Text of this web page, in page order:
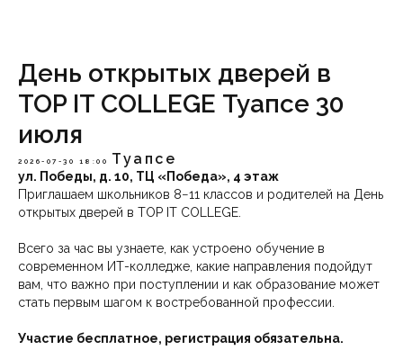
День открытых дверей в
TOP IT COLLEGE Туапсе 30
июля
2026-07-30 18:00 Туапсе
ул. Победы, д. 10, ТЦ «Победа», 4 этаж
Приглашаем школьников 8−11 классов и родителей на День
открытых дверей в TOP IT COLLEGE.
Всего за час вы узнаете, как устроено обучение в
современном ИТ-колледже, какие направления подойдут
вам, что важно при поступлении и как образование может
стать первым шагом к востребованной профессии.
Участие бесплатное, регистрация обязательна.